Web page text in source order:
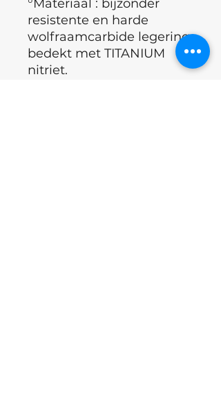
°Materiaal : bijzonder
resistente en harde
wolfraamcarbide legering
bedekt met TITANIUM
nitriet.